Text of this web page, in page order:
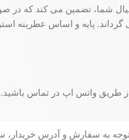
شما، تضمین می کند که
پایه و اساس عطرینه
طریق واتس اپ در تماس باشید.
به سفارش و آدرس